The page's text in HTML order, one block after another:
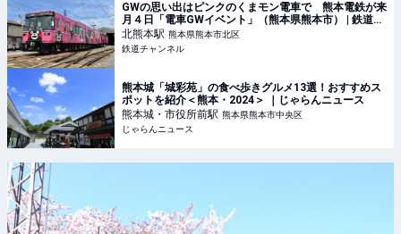
GWの思い出はピンクのくまモン電車で 熊本電鉄が来
月４日「電車GWイベント」（熊本県熊本市） | 鉄道ニ
ュース | 鉄道チャンネル
北熊本駅 熊本県熊本市北区
鉄道チャンネル
熊本城「城彩苑」の食べ歩きグルメ13選！おすすめス
ポットを紹介＜熊本・2024＞ ｜じゃらんニュース
熊本城・市役所前駅 熊本県熊本市中央区
じゃらんニュース